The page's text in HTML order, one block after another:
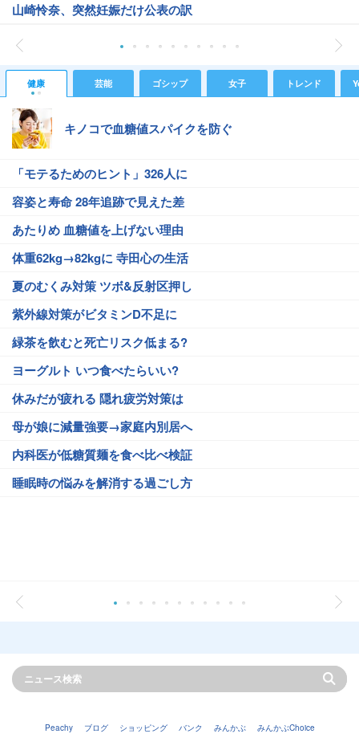
山崎怜奈、突然妊娠だけ公表の訳
健康 芸能 ゴシップ 女子 トレンド
キノコで血糖値スパイクを防ぐ
「モテるためのヒント」326人に
容姿と寿命 28年追跡で見えた差
あたりめ 血糖値を上げない理由
体重62kg→82kgに 寺田心の生活
夏のむくみ対策 ツボ&反射区押し
紫外線対策がビタミンD不足に
緑茶を飲むと死亡リスク低まる?
ヨーグルト いつ食べたらいい?
休みだが疲れる 隠れ疲労対策は
母が娘に減量強要→家庭内別居へ
内科医が低糖質麺を食べ比べ検証
睡眠時の悩みを解消する過ごし方
Peachy ブログ ショッピング バンク みんかぶ みんかぶChoice